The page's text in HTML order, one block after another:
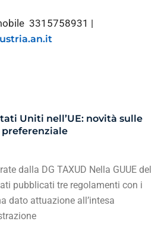
3315758931 |
Uniti nell’UE: novità sulle
dalla DG TAXUD Nella GUUE del
pubblicati tre regolamenti con i
dato attuazione all’intesa